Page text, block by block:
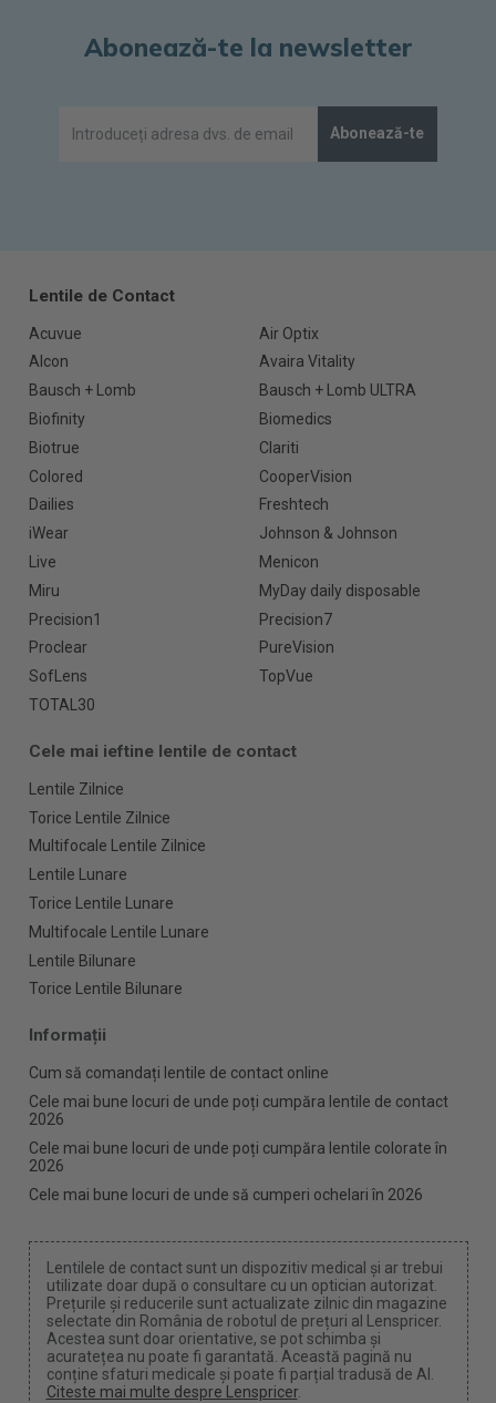
Abonează-te la newsletter
Abonează-te
Lentile de Contact
Acuvue
Air Optix
Alcon
Avaira Vitality
Bausch + Lomb
Bausch + Lomb ULTRA
Biofinity
Biomedics
Biotrue
Clariti
Colored
CooperVision
Dailies
Freshtech
iWear
Johnson & Johnson
Live
Menicon
Miru
MyDay daily disposable
Precision1
Precision7
Proclear
PureVision
SofLens
TopVue
TOTAL30
Cele mai ieftine lentile de contact
Lentile Zilnice
Torice Lentile Zilnice
Multifocale Lentile Zilnice
Lentile Lunare
Torice Lentile Lunare
Multifocale Lentile Lunare
Lentile Bilunare
Torice Lentile Bilunare
Informații
Cum să comandați lentile de contact online
Cele mai bune locuri de unde poți cumpăra lentile de contact
2026
Cele mai bune locuri de unde poți cumpăra lentile colorate în
2026
Cele mai bune locuri de unde să cumperi ochelari în 2026
Lentilele de contact sunt un dispozitiv medical și ar trebui
utilizate doar după o consultare cu un optician autorizat.
Prețurile și reducerile sunt actualizate zilnic din magazine
selectate din România de robotul de prețuri al Lenspricer.
Acestea sunt doar orientative, se pot schimba și
acuratețea nu poate fi garantată. Această pagină nu
conține sfaturi medicale și poate fi parțial tradusă de AI.
Citeste mai multe despre Lenspricer.